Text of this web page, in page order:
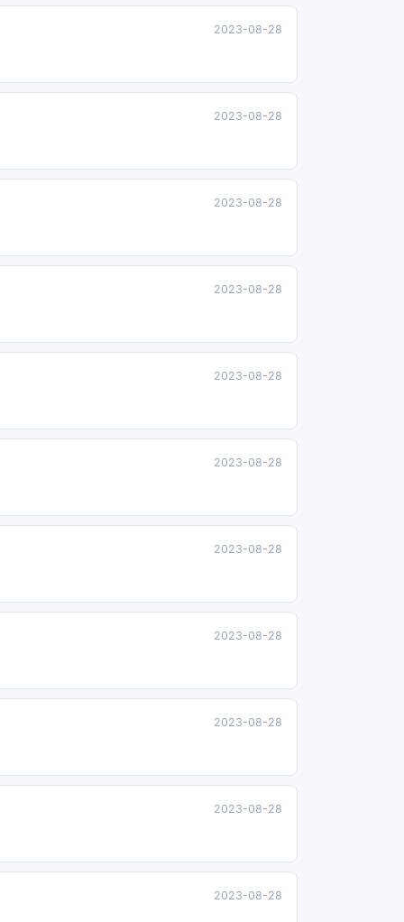
2023-08-28
2023-08-28
2023-08-28
2023-08-28
2023-08-28
2023-08-28
2023-08-28
2023-08-28
2023-08-28
2023-08-28
2023-08-28